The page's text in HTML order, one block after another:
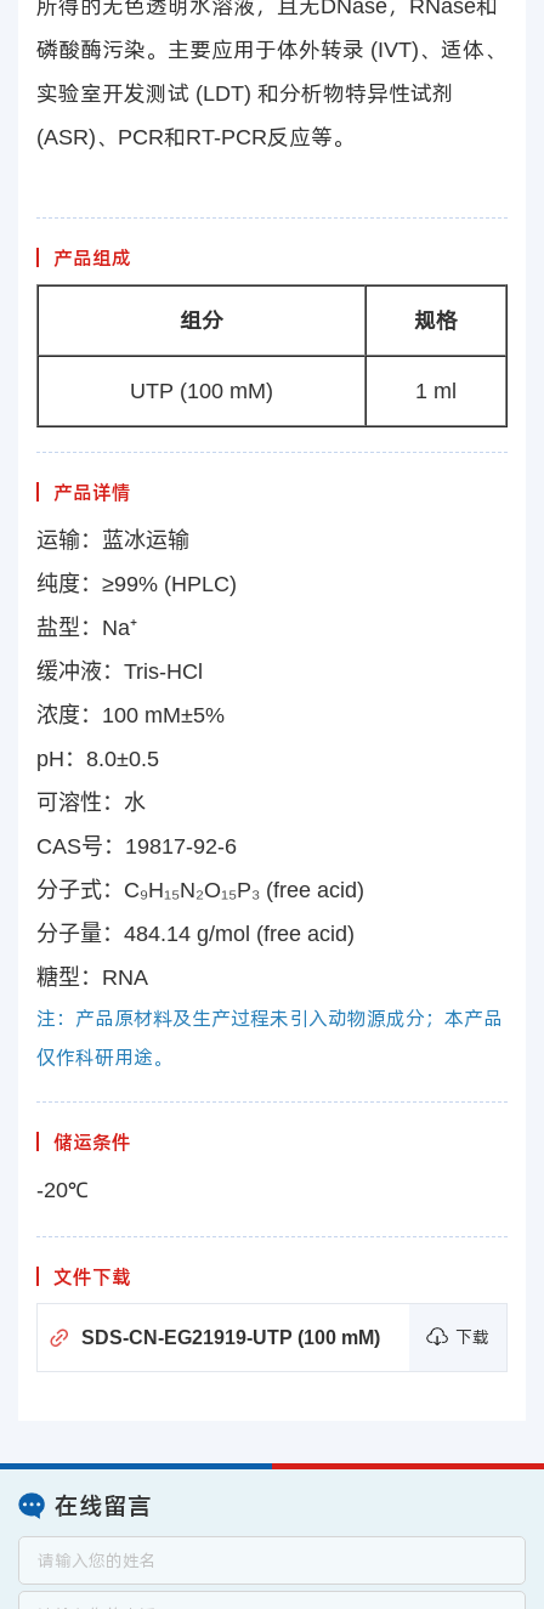
所得的无色透明水溶液，且无DNase，RNase和
磷酸酶污染。主要应用于体外转录 (IVT)、适体、
实验室开发测试 (LDT) 和分析物特异性试剂
(ASR)、PCR和RT-PCR反应等。
产品组成
组分 规格
UTP (100 mM) 1 ml
产品详情
运输：蓝冰运输
纯度：≥99% (HPLC)
盐型：Na⁺
缓冲液：Tris-HCl
浓度：100 mM±5%
pH：8.0±0.5
可溶性：水
CAS号：19817-92-6
分子式：C₉H₁₅N₂O₁₅P₃ (free acid)
分子量：484.14 g/mol (free acid)
糖型：RNA
注：产品原材料及生产过程未引入动物源成分；本产品
仅作科研用途。
储运条件
-20℃
文件下载
下载
SDS-CN-EG21919-UTP (100 mM)
在线留言